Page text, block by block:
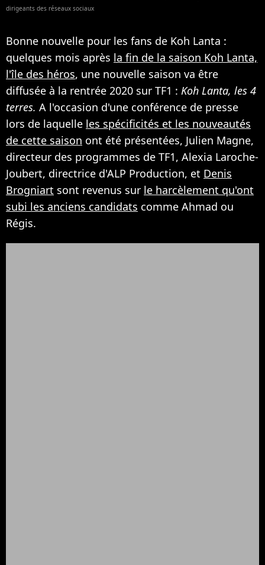
dirigeants des réseaux sociaux
Bonne nouvelle pour les fans de Koh Lanta :
quelques mois après la fin de la saison Koh Lanta,
l'île des héros, une nouvelle saison va être
diffusée à la rentrée 2020 sur TF1 : Koh Lanta, les 4
terres. A l'occasion d'une conférence de presse
lors de laquelle les spécificités et les nouveautés
de cette saison ont été présentées, Julien Magne,
directeur des programmes de TF1, Alexia Laroche-
Joubert, directrice d'ALP Production, et Denis
Brogniart sont revenus sur le harcèlement qu'ont
subi les anciens candidats comme Ahmad ou
Régis.